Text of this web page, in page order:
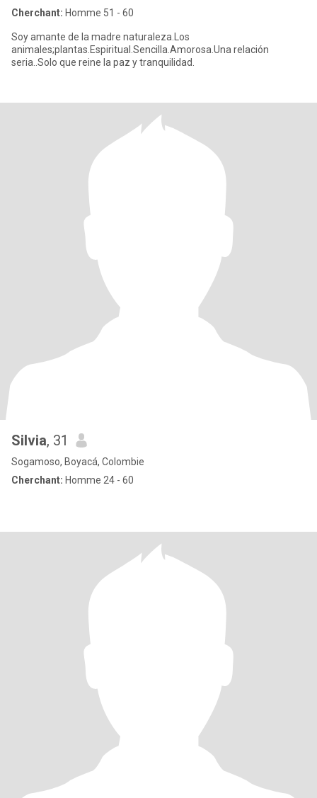
Cherchant: Homme 51 - 60
Soy amante de la madre naturaleza.Los
animales;plantas.Espiritual.Sencilla.Amorosa.Una relación
seria..Solo que reine la paz y tranquilidad.
Silvia, 31
Sogamoso, Boyacá, Colombie
Cherchant: Homme 24 - 60